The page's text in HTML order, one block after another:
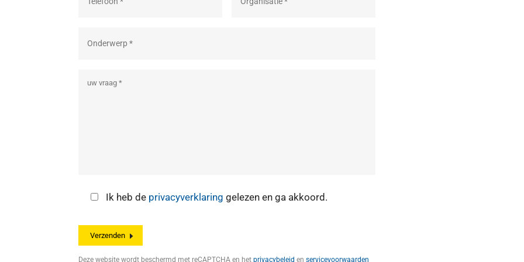
Ik heb de privacyverklaring gelezen en ga akkoord.
Deze website wordt beschermd met reCAPTCHA en hetprivacybeleid enservicevoorwaarden